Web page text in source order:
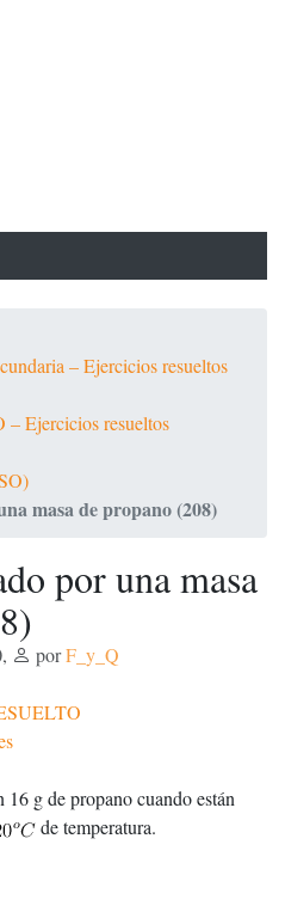
– Ejercicios resueltos
– Ejercicios resueltos
masa de propano (208)
por una masa
, porF_y_Q
g de propano cuando están
de temperatura.